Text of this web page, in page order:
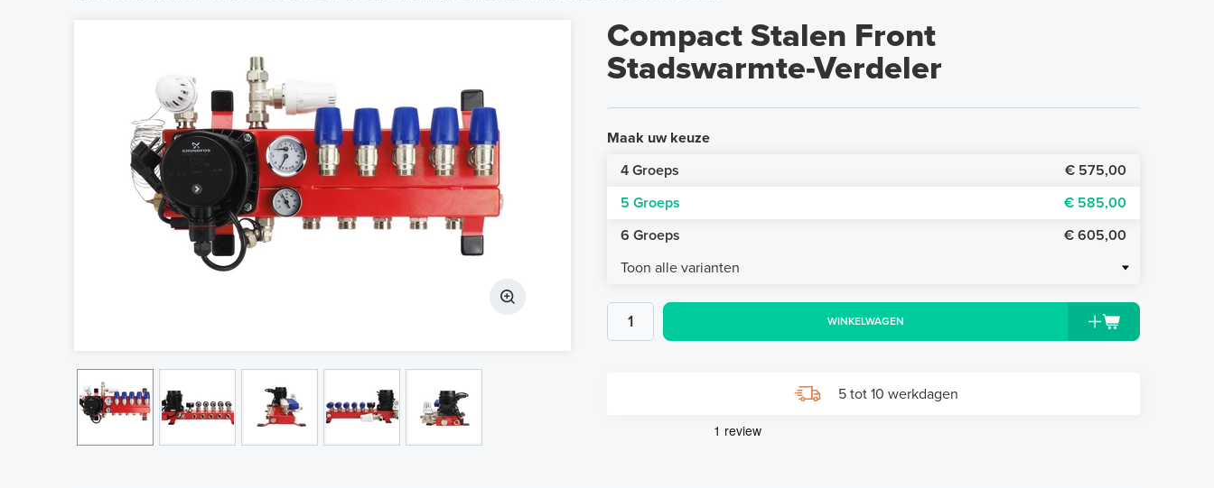
Compact Stalen Front
Stadswarmte-Verdeler
Maak uw keuze
4 Groeps
€ 575,00
5 Groeps
€ 585,00
6 Groeps
€ 605,00
Toon alle varianten
WINKELWAGEN
5 tot 10 werkdagen